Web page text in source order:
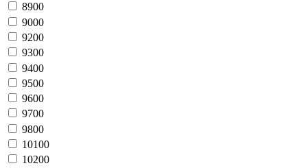
8900
9000
9200
9300
9400
9500
9600
9700
9800
10100
10200